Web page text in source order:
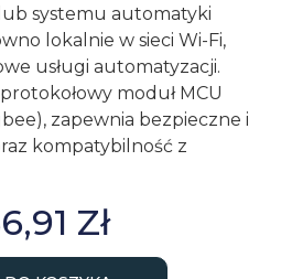
systemu automatyki
lokalnie w sieci Wi-Fi,
usługi automatyzacji.
moduł MCU
zapewnia bezpieczne i
kompatybilność z
Zł